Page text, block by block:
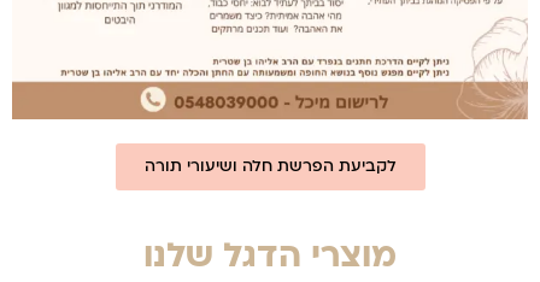
לקביעת הפרשת חלה ושיעורי תורה
מוצרי הדגל שלנו